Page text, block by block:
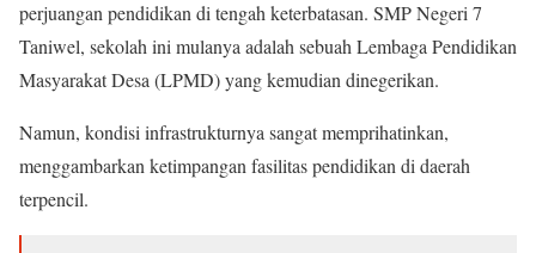
perjuangan pendidikan di tengah keterbatasan. SMP Negeri 7
Taniwel, sekolah ini mulanya adalah sebuah Lembaga Pendidikan
Masyarakat Desa (LPMD) yang kemudian dinegerikan.
Namun, kondisi infrastrukturnya sangat memprihatinkan,
menggambarkan ketimpangan fasilitas pendidikan di daerah
terpencil.